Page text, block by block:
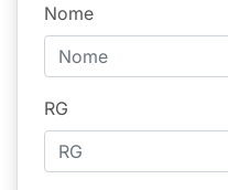
Nome
RG